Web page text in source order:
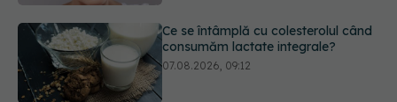
Alergia la ambrozie: 4 lucruri
esențiale despre simptome,